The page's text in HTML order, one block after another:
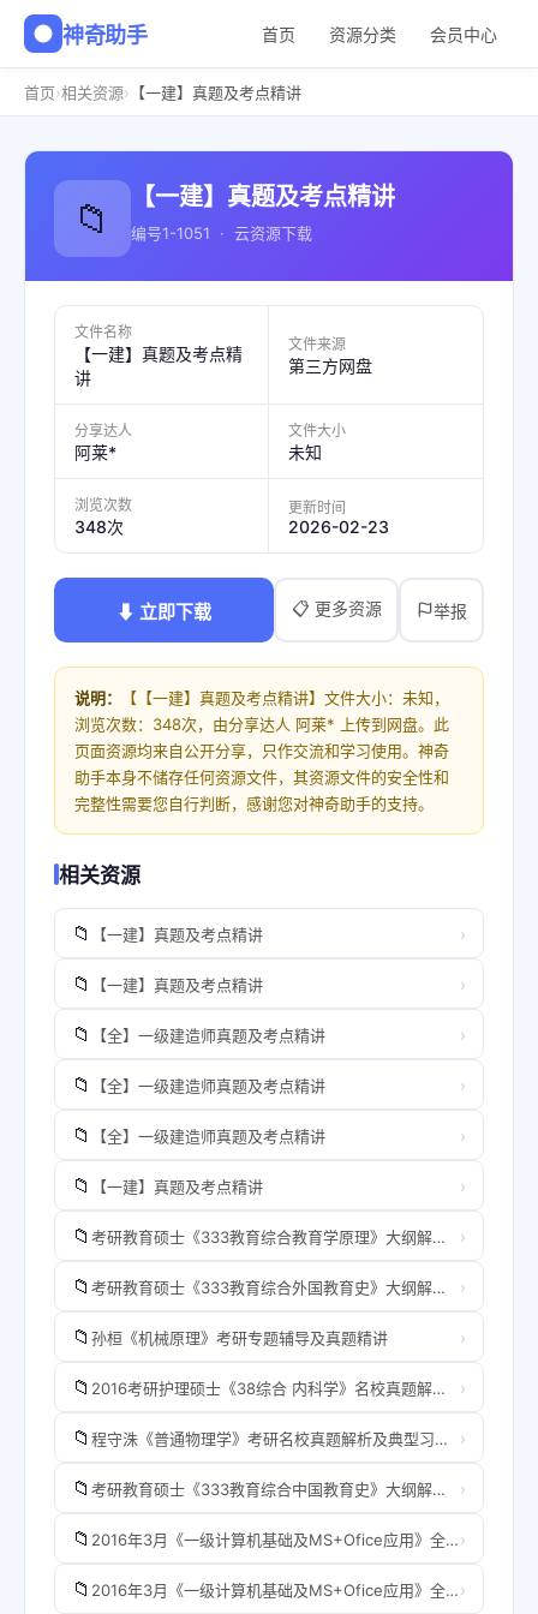
神奇助手 首页 资源分类 会员中心
首页›相关资源› 【一建】真题及考点精讲
📁 【一建】真题及考点精讲
编号1-1051 · 云资源下载
文件名称
【一建】真题及考点精
讲
文件来源
第三方网盘
分享达人
阿莱*
文件大小
未知
浏览次数
348次
更新时间
2026-02-23
⬇ 立即下载 📋 更多资源 举报
说明：
【【一建】真题及考点精讲】文件大小：未知，
浏览次数：348次，由分享达人 阿莱* 上传到网盘。此
页面资源均来自公开分享，只作交流和学习使用。神奇
助手本身不储存任何资源文件，其资源文件的安全性和
完整性需要您自行判断，感谢您对神奇助手的支持。
相关资源
📁 【一建】真题及考点精讲 ›
📁 【一建】真题及考点精讲 ›
📁 【全】一级建造师真题及考点精讲 ›
📁 【全】一级建造师真题及考点精讲 ›
📁 【全】一级建造师真题及考点精讲 ›
📁 【一建】真题及考点精讲 ›
📁 考研教育硕士《333教育综合教育学原理》大纲解读及考点精讲【向华 30课时】第09讲 第四章 教育与社会的发展（一）.flv ›
📁 考研教育硕士《333教育综合外国教育史》大纲解读及考点精讲【李艳芳 31课时】第10讲 第四章 文艺复兴时期的教育（一）.flv ›
📁 孙桓《机械原理》考研专题辅导及真题精讲 ›
📁 2016考研护理硕士《38综合 内科学》名校真题解析及典型精讲练 ›
📁 程守洙《普通物理学》考研名校真题解析及典型习精讲练 ›
📁 考研教育硕士《333教育综合中国教育史》大纲解读及考点精讲【杨爱花 28课时】第01讲 大纲解读.flv ›
📁 2016年3月《一级计算机基础及MS+Ofice应用》全国等考试专教材【纲分析＋点精讲真题演练强化习】.zp›
📁 2016年3月《一级计算机基础及MS+Ofice应用》全国等考试专教材【纲分析＋点精讲真题演练强化习】.zp›